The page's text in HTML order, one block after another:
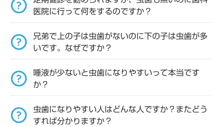
医院に行って何をするのですか？
兄弟で上の子は虫歯がないのに下の子は虫歯が多
いです。なぜですか？
唾液が少ないと虫歯になりやすいって本当です
か？
虫歯になりやすい人はどんな人ですか？またどう
すれば分かりますか？